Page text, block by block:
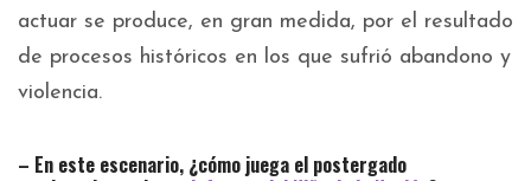
actuar se produce, en gran medida, por el resultado
de procesos históricos en los que sufrió abandono y
violencia.
– En este escenario, ¿cómo juega el postergado